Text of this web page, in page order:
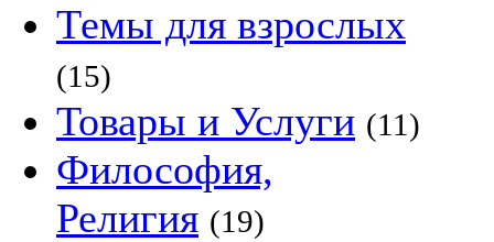
Темы для взрослых
(15)
Товары и Услуги (11)
Философия,
Религия (19)